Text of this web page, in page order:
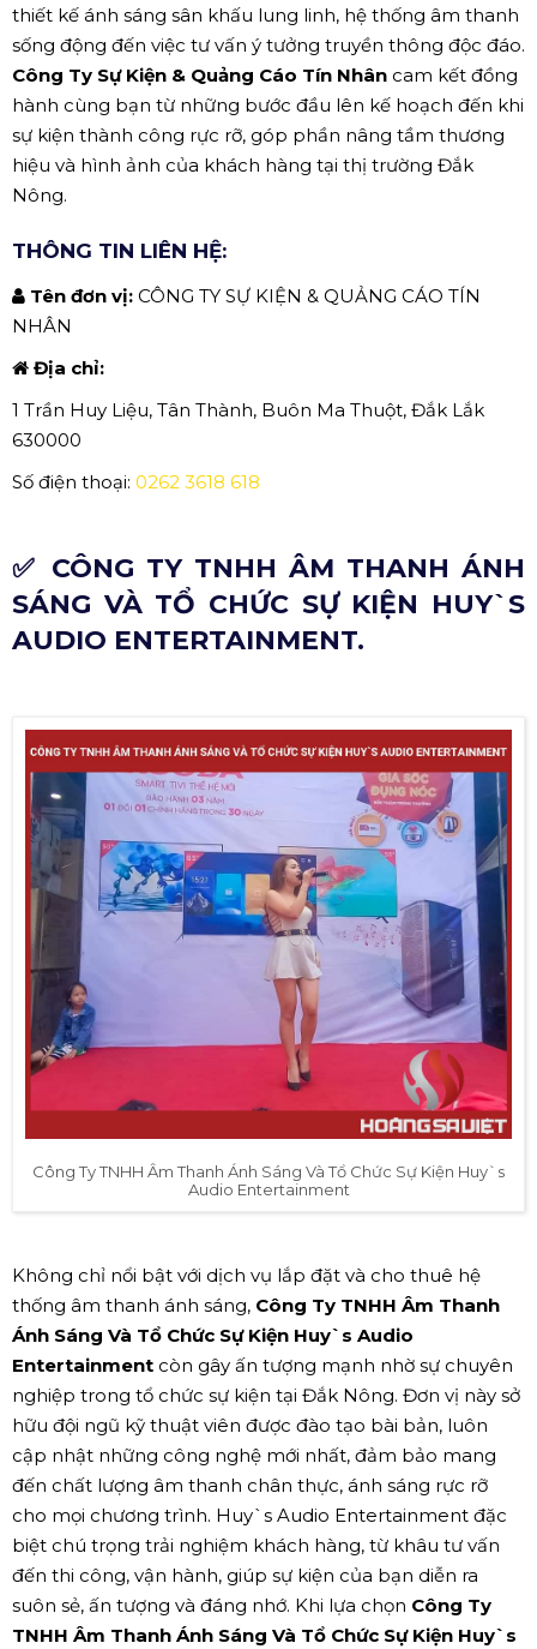
thiết kế ánh sáng sân khấu lung linh, hệ thống âm thanh
sống động đến việc tư vấn ý tưởng truyền thông độc đáo.
Công Ty Sự Kiện & Quảng Cáo Tín Nhân cam kết đồng
hành cùng bạn từ những bước đầu lên kế hoạch đến khi
sự kiện thành công rực rỡ, góp phần nâng tầm thương
hiệu và hình ảnh của khách hàng tại thị trường Đắk
Nông.
THÔNG TIN LIÊN HỆ:
Tên đơn vị: CÔNG TY SỰ KIỆN & QUẢNG CÁO TÍN
NHÂN
Địa chỉ:
1 Trần Huy Liệu, Tân Thành, Buôn Ma Thuột, Đắk Lắk
630000
Số điện thoại: 0262 3618 618
✅ CÔNG TY TNHH ÂM THANH ÁNH
SÁNG VÀ TỔ CHỨC SỰ KIỆN HUY`S
AUDIO ENTERTAINMENT.
Công Ty TNHH Âm Thanh Ánh Sáng Và Tổ Chức Sự Kiện Huy`s
Audio Entertainment
Không chỉ nổi bật với dịch vụ lắp đặt và cho thuê hệ
thống âm thanh ánh sáng, Công Ty TNHH Âm Thanh
Ánh Sáng Và Tổ Chức Sự Kiện Huy`s Audio
Entertainment còn gây ấn tượng mạnh nhờ sự chuyên
nghiệp trong tổ chức sự kiện tại Đắk Nông. Đơn vị này sở
hữu đội ngũ kỹ thuật viên được đào tạo bài bản, luôn
cập nhật những công nghệ mới nhất, đảm bảo mang
đến chất lượng âm thanh chân thực, ánh sáng rực rỡ
cho mọi chương trình. Huy`s Audio Entertainment đặc
biệt chú trọng trải nghiệm khách hàng, từ khâu tư vấn
đến thi công, vận hành, giúp sự kiện của bạn diễn ra
suôn sẻ, ấn tượng và đáng nhớ. Khi lựa chọn Công Ty
TNHH Âm Thanh Ánh Sáng Và Tổ Chức Sự Kiện Huy`s